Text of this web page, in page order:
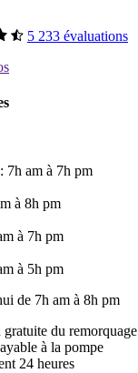
5 233 évaluations
7h am à 7h pm
à 8h pm
à 7h pm
à 5h pm
de 7h am à 8h pm
gratuite du remorquage
à la pompe
24 heures